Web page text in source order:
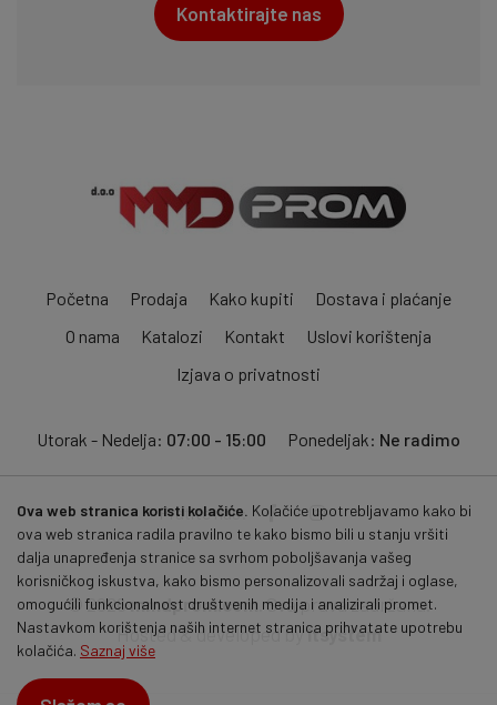
Kontaktirajte nas
Početna Prodaja Kako kupiti
Dostava i plaćanje
O nama
Katalozi Kontakt
Uslovi korištenja
Izjava o privatnosti
Utorak - Nedelja: 07:00 - 15:00 Ponedeljak: Ne radimo
Pratite nas:
© 2026mmdprom.com . Sva prava zadržana.
Hosted & developed byitsystem
Ova web stranica koristi kolačiće. Kolačiće upotrebljavamo kako bi
ova web stranica radila pravilno te kako bismo bili u stanju vršiti
dalja unapređenja stranice sa svrhom poboljšavanja vašeg
korisničkog iskustva, kako bismo personalizovali sadržaj i oglase,
omogućili funkcionalnost društvenih medija i analizirali promet.
Nastavkom korištenja naših internet stranica prihvatate upotrebu
kolačića. Saznaj više